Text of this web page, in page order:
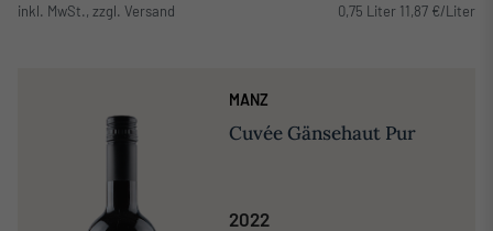
inkl. MwSt., zzgl. Versand 0,75 Liter 11,87 €/Liter
MANZ
Cuvée Gänsehaut Pur
2022